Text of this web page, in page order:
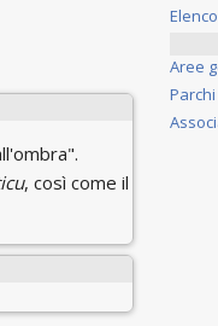
, così come il
Aree